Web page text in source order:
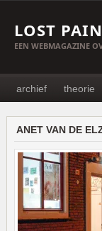
LOST
EEN WEBMAGAZINE
archief theorie
ANET VAN DE